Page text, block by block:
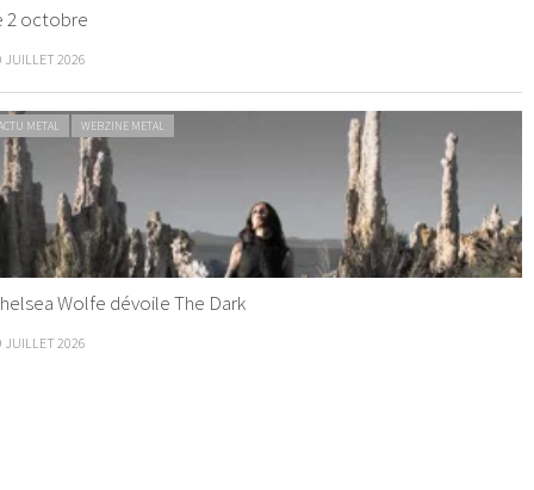
2 octobre
JUILLET 2026
METAL WEBZINE METAL
Wolfe dévoile The Dark
JUILLET 2026